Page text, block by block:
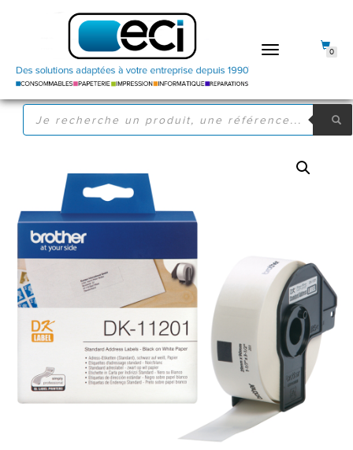
DÉPLIER
RECHERCHE
PRODUITS
0